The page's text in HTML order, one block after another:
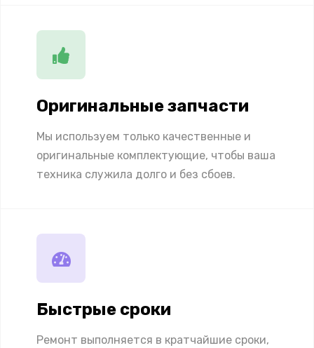
Оригинальные запчасти
Мы используем только качественные и
оригинальные комплектующие, чтобы ваша
техника служила долго и без сбоев.
Быстрые сроки
Ремонт выполняется в кратчайшие сроки,